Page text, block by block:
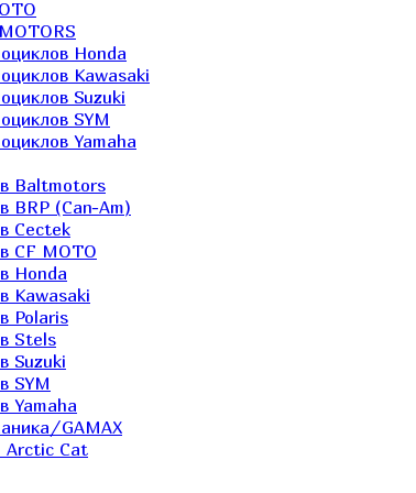
Honda
Kawasaki
Suzuki
SYM
Yamaha
Baltmotors
BRP (Can-Am)
Cectek
CF MOTO
Honda
Kawasaki
Polaris
Stels
Suzuki
SYM
Yamaha
GAMAX
Arctic Cat